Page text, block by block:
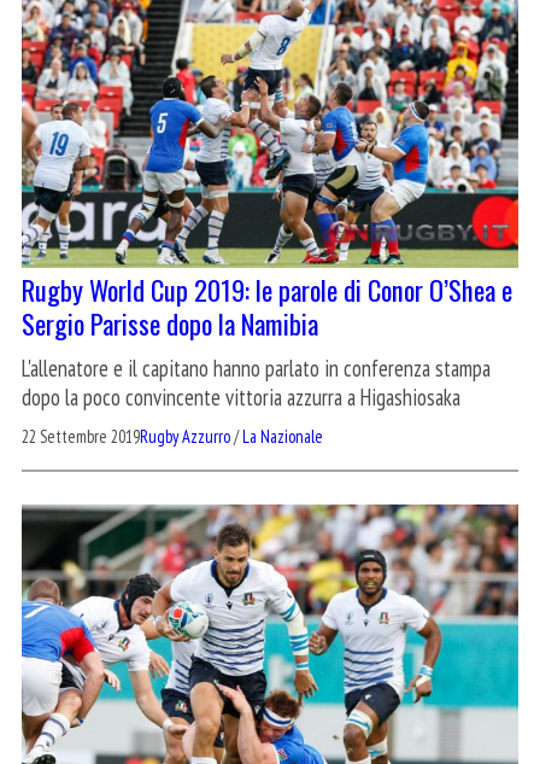
Rugby World Cup 2019: le parole di Conor O’Shea e
Sergio Parisse dopo la Namibia
L'allenatore e il capitano hanno parlato in conferenza stampa
dopo la poco convincente vittoria azzurra a Higashiosaka
22 Settembre 2019Rugby Azzurro/La Nazionale